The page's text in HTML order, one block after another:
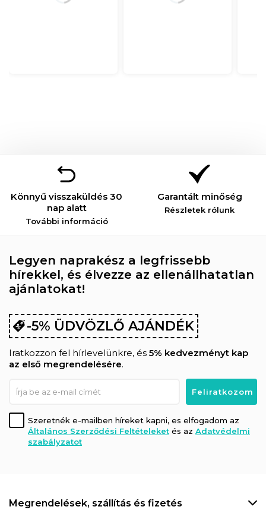
Könnyű visszaküldés 30
nap alatt
További információ
Garantált minőség
Részletek rólunk
Legyen naprakész a legfrissebb
hírekkel, és élvezze az ellenállhatatlan
ajánlatokat!
-5% ÜDVÖZLŐ AJÁNDÉK
Iratkozzon fel hírlevelünkre, és 5% kedvezményt kap
az első megrendelésére.
Szeretnék e-mailben híreket kapni, es elfogadom az
Általános Szerződési Feltételeket és az Adatvédelmi
szabályzatot
Megrendelések, szállítás és fizetés